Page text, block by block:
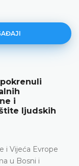
sud BiH
rada i
suda u 2025.